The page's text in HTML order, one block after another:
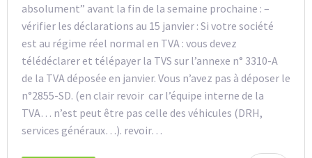
absolument” avant la fin de la semaine prochaine : –
vérifier les déclarations au 15 janvier : Si votre société
est au régime réel normal en TVA : vous devez
télédéclarer et télépayer la TVS sur l’annexe n° 3310-A
de la TVA déposée en janvier. Vous n’avez pas à déposer le
n°2855-SD. (en clair revoir car l’équipe interne de la
TVA… n’est peut être pas celle des véhicules (DRH,
services généraux…). revoir…